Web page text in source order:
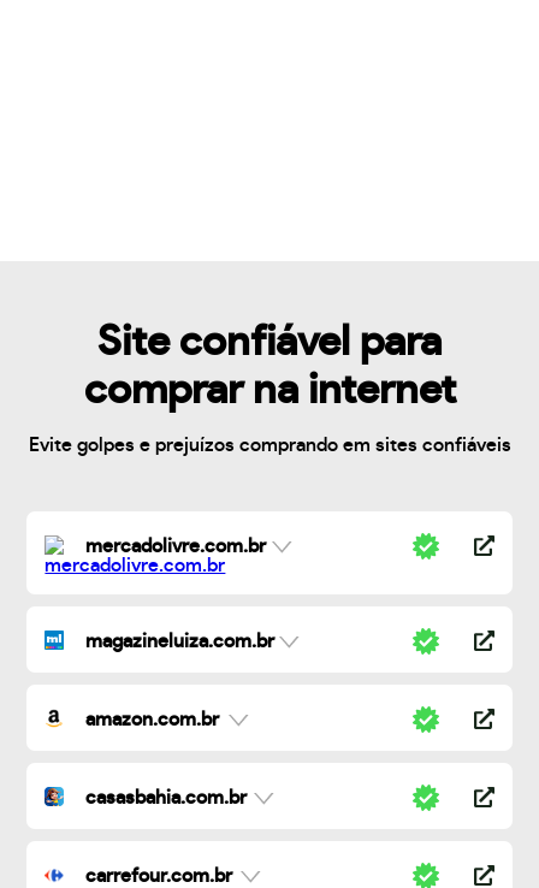
Site confiável para
comprar na internet
Evite golpes e prejuízos comprando em sites confiáveis
mercadolivre.com.br
magazineluiza.com.br
amazon.com.br
casasbahia.com.br
carrefour.com.br